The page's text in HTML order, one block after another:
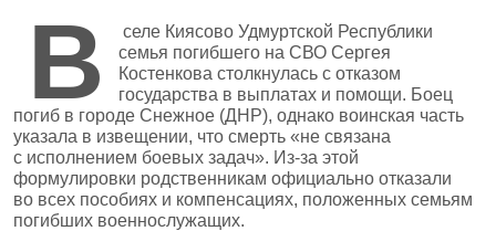
В
селе Киясово Удмуртской Республики
семья погибшего на СВО Сергея
Костенкова столкнулась с отказом
государства в выплатах и помощи. Боец
погиб в городе Снежное (ДНР), однако воинская часть
указала в извещении, что смерть «не связана
с исполнением боевых задач». Из‑за этой
формулировки родственникам официально отказали
во всех пособиях и компенсациях, положенных семьям
погибших военнослужащих.